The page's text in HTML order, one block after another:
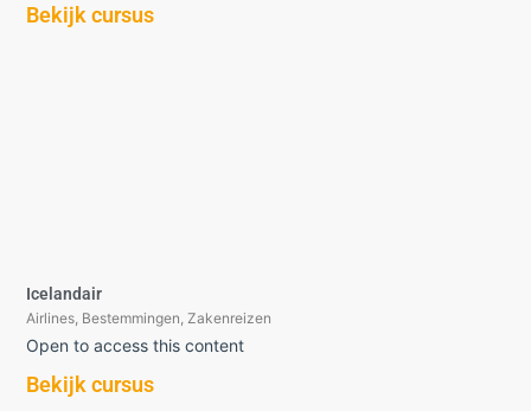
Bekijk cursus
Icelandair
Airlines Bestemmingen ,Zakenreizen
Open to access this content
Bekijk cursus